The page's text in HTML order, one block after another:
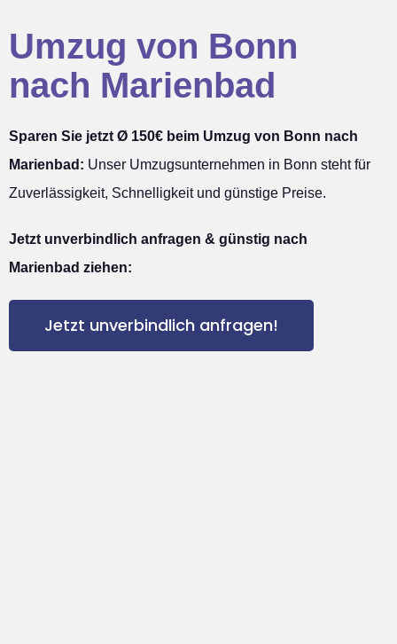
Umzug von Bonn
nach Marienbad
Sparen Sie jetzt Ø 150€ beim Umzug von Bonn nach
Marienbad: Unser Umzugsunternehmen in Bonn steht für
Zuverlässigkeit, Schnelligkeit und günstige Preise.
Jetzt unverbindlich anfragen & günstig nach
Marienbad ziehen:
Jetzt unverbindlich anfragen!